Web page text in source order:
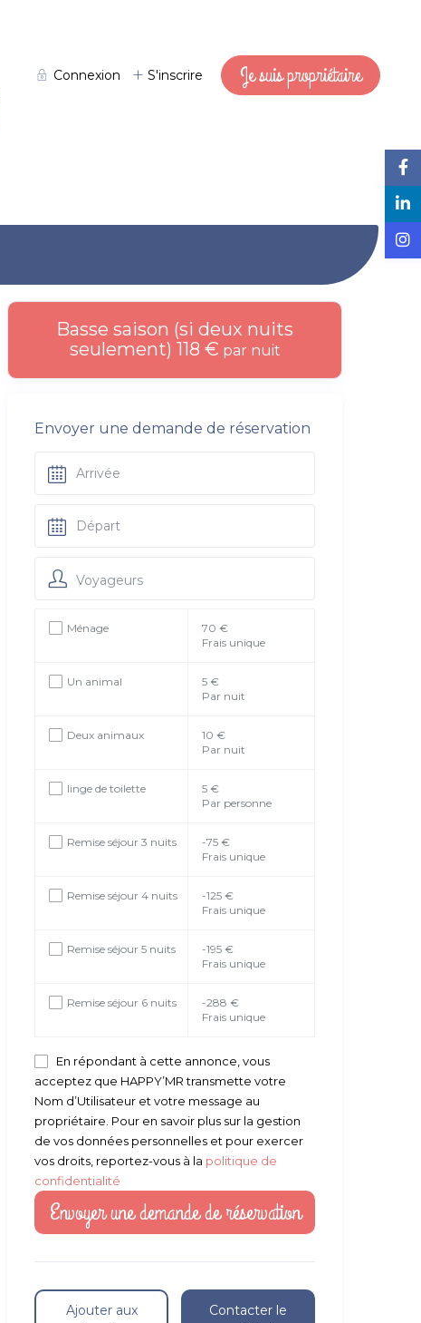
Connexion S'inscrire Je suis propriétaire
Basse saison (si deux nuits
seulement) 118 € par nuit
Envoyer une demande de réservation
Voyageurs
Ménage
70 €
Frais unique
Un animal
5 €
Par nuit
Deux animaux
10 €
Par nuit
linge de toilette
5 €
Par personne
Remise séjour 3 nuits
-75 €
Frais unique
Remise séjour 4 nuits
-125 €
Frais unique
Remise séjour 5 nuits
-195 €
Frais unique
Remise séjour 6 nuits
-288 €
Frais unique
En répondant à cette annonce, vous
acceptez que HAPPY’MR transmette votre
Nom d’Utilisateur et votre message au
propriétaire. Pour en savoir plus sur la gestion
de vos données personnelles et pour exercer
vos droits, reportez-vous à la politique de
confidentialité
Ajouter aux
Contacter le